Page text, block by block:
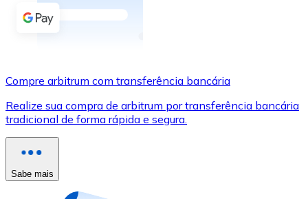
Transferência SEPA
Use cartões Visa e Mastercard para comprar
Comprar com cartão
Compre arbitrum com transferência bancária
Realize sua compra de arbitrum por transferência bancária
tradicional de forma rápida e segura.
Sabe mais